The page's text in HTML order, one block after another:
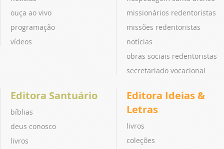
ouça ao vivo
programação
vídeos
missionários redentoristas
missões redentoristas
notícias
obras sociais redentoristas
secretariado vocacional
Editora Santuário
bíblias
deus conosco
livros
Editora Ideias &
Letras
livros
coleções